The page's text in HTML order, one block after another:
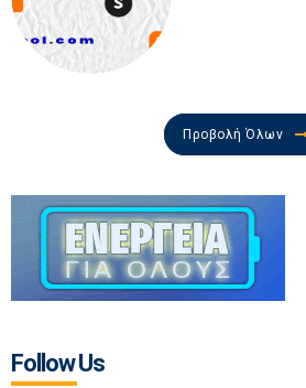
Προβολή Όλων
Follow Us